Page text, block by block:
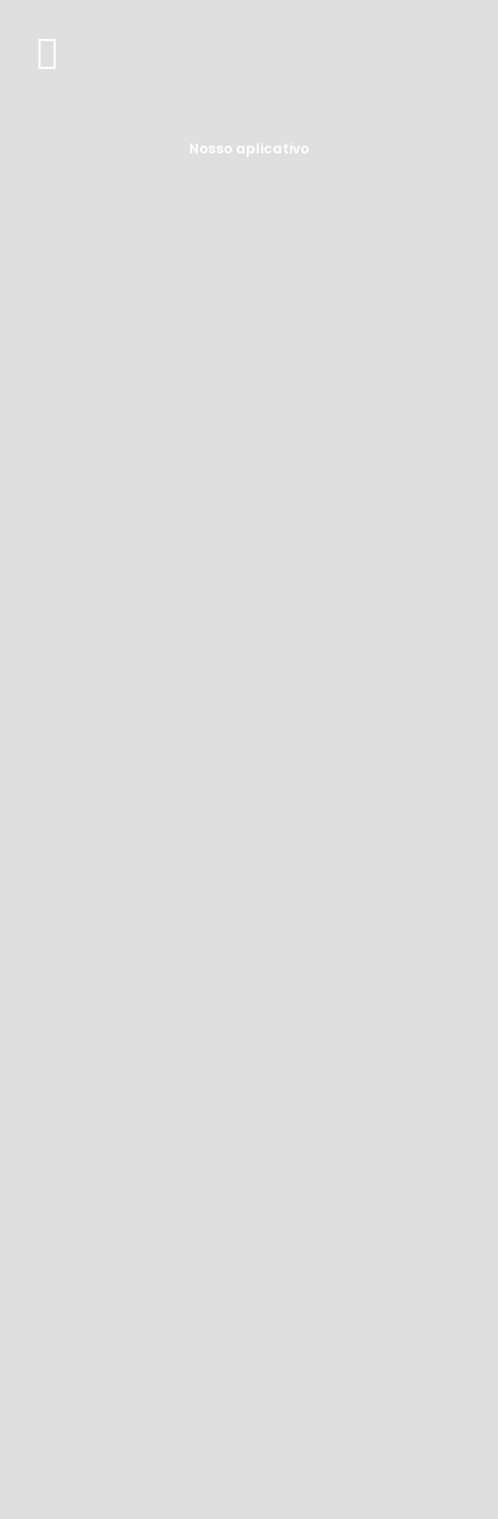
Nosso aplicativo